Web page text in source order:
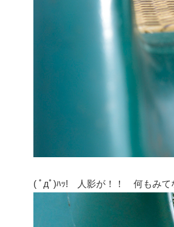
( ﾟдﾟ)ﾊｯ! 人影が！！ 何もみて